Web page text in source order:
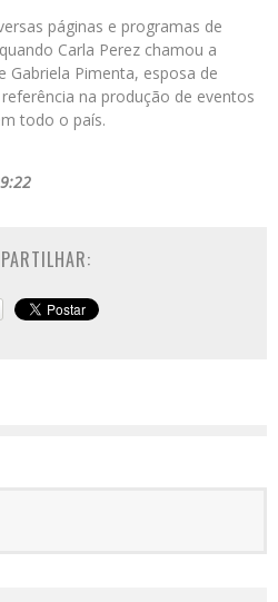
páginas e programas de
Carla Perez chamou a
Gabriela Pimenta, esposa de
na produção de eventos
todo o país.